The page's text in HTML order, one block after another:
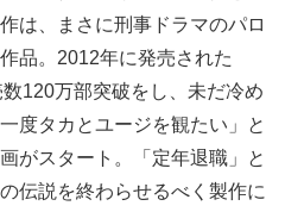
は、まさに刑事ドラマのパロ
品。2012年に発売された
120万部突破をし、未だ冷め
度タカとユージを観たい」と
がスタート。「定年退職」と
伝説を終わらせるべく製作に